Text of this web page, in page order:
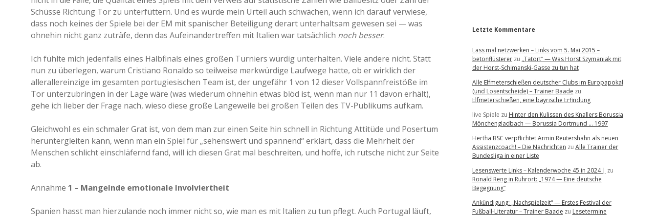
a
a
d
e
Schüsse Richtung Tor zu unterfüttern. Und es würde mein Urteil auch schwächen, wenn ich darauf verwiese,
dass noch keines der Spiele bei der EM mit spanischer Beteiligung derart unterhaltsam gewesen sei — was
ohnehin nicht ganz zuträfe, denn das Aufeinandertreffen mit Italien war tatsächlich noch besser.
Ich fühlte mich jedenfalls eines Halbfinals eines großen Turniers würdig unterhalten. Viele andere nicht. Statt
nun zu überlegen, warum Cristiano Ronaldo so teilweise merkwürdige Laufwege hatte, ob er wirklich der
allerallereinzige im gesamten portugiesischen Team ist, der ungefähr 1 von 12 dieser Vollspannfreistöße im
Tor unterzubringen in der Lage wäre (was wiederum ohnehin etwas blöd ist, wenn man nur 11 davon erhält),
gehe ich lieber der Frage nach, wieso diese große Langeweile bei großen Teilen des TV-Publikums aufkam.
Gleichwohl es ein schmaler Grat ist, von dem man zur einen Seite hin schnell in Richtung Attitüde und Posertum
heruntergleiten kann, wenn man ein Spiel für „sehenswert und spannend“ erklärt, dass die Mehrheit der
Menschen schlicht einschläfernd fand, will ich diesen Grat mal beschreiten, und hoffe, ich rutsche nicht zur Seite
ab.
Annahme 1 – Mangelnde emotionale Involviertheit
Spanien hasst man hierzulande noch immer nicht so, wie man es mit Italien zu tun pflegt. Auch Portugal läuft,
Letzte Kommentare
Lass mal netzwerken – Links vom 5. Mai 2015 –
betonflüstererzu „Tatort“ — Was Horst Szymaniak mit
der Horst-Schimanski-Gasse zu tun hat
Alle Elfmeterschießen deutscher Clubs im Europapokal
(und Losentscheide) – Trainer Baade zu
Elfmeterschießen, eine bayrische Erfindung
live Spiele zu Hinter den Kulissen des Knallers Borussia
Mönchengladbach — Borussia Dortmund … 1997
Hertha BSC verpflichtet Armin Reutershahn als neuen
Assistenzcoach! – Die Nachrichten zu Alle Trainer der
Bundesliga in einer Liste
Lesenswerte Links – Kalenderwoche 45 in 2024 | zu
Ronald Reng in Ruhrort: „1974 — Eine deutsche
Begegnung“
Ankündigung: „Nachspielzeit“ — Erstes Festival der
Fußball-Literatur – Trainer Baade zu Lesetermine